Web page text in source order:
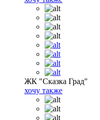
ЖК "Сказка Град"
хочу также